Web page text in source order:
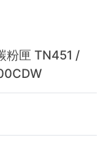
粉匣 TN451 /